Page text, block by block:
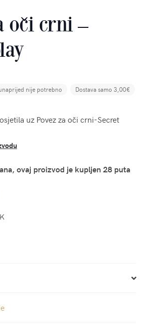
oči crni –
nije potrebno Dostava samo 3,00€
uz Povez za oči crni-Secret
ovaj proizvod je kupljen 28 puta